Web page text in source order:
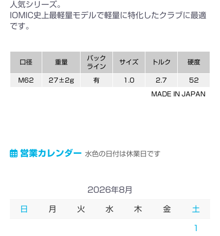
人気シリーズ。
IOMIC史上最軽量モデルで軽量に特化したクラブに最適
です。
口径 重量
バック
ライン
サイズ トルク 硬度
M62 27±2g 有 1.0 2.7 52
MADE IN JAPAN
営業カレンダー 水色の日付は休業日です
2026年8月
日 月 火 水 木 金 土
1